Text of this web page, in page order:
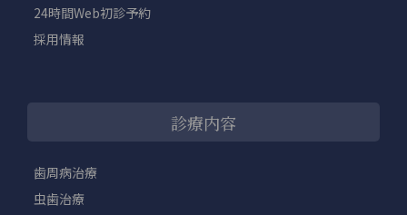
24時間Web初診予約
採用情報
診療内容
歯周病治療
虫歯治療